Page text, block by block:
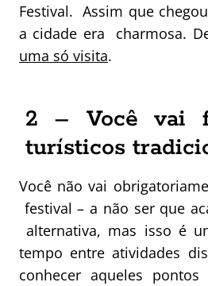
Festival. Assim que
a cidade era charmosa.
uma só visita.
2 – Você vai
turísticos
Você não vai
festival – a não ser que
alternativa, mas isso é
tempo entre atividades
conhecer aqueles